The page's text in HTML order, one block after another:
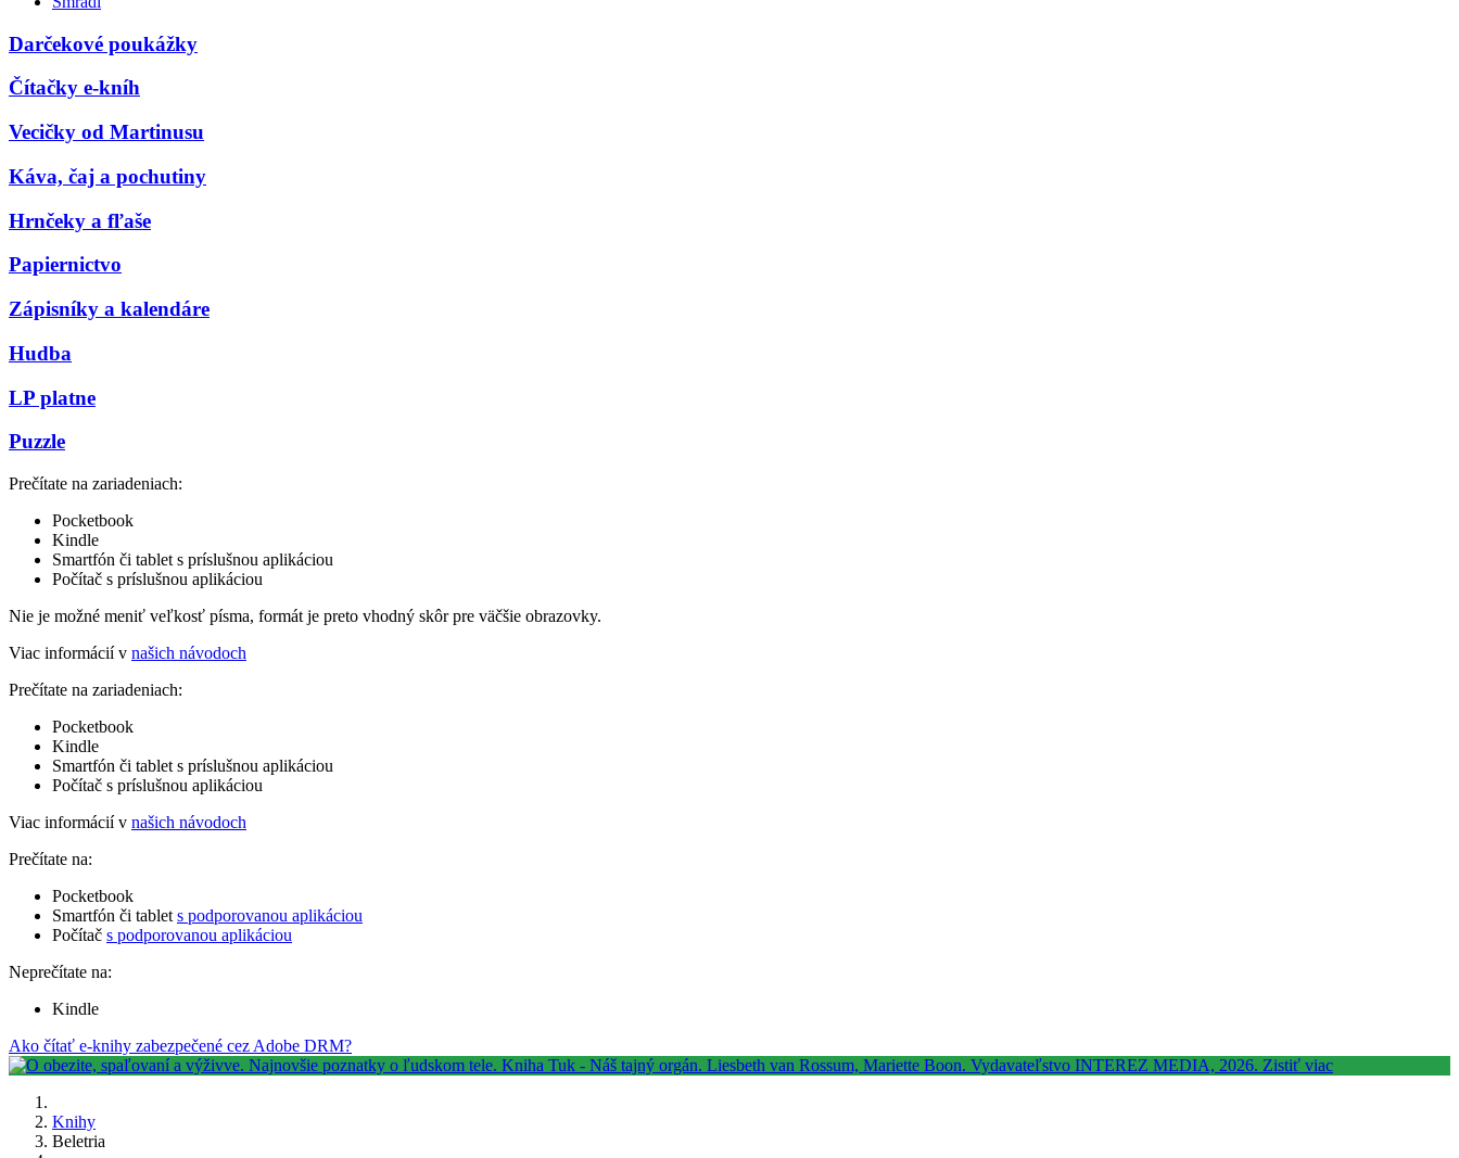
Darčekové poukážky
Čítačky e-kníh
Vecičky od Martinusu
Káva, čaj a pochutiny
Hrnčeky a fľaše
Papiernictvo
Zápisníky a kalendáre
Hudba
LP platne
Puzzle
Prečítate na zariadeniach:
Pocketbook
Kindle
Smartfón či tablet s príslušnou aplikáciou
Počítač s príslušnou aplikáciou
Nie je možné meniť veľkosť písma, formát je preto vhodný skôr pre väčšie obrazovky.
Viac informácií v našich návodoch
Prečítate na zariadeniach:
Pocketbook
Kindle
Smartfón či tablet s príslušnou aplikáciou
Počítač s príslušnou aplikáciou
Viac informácií v našich návodoch
Prečítate na:
Pocketbook
Smartfón či tablet s podporovanou aplikáciou
Počítač s podporovanou aplikáciou
Neprečítate na:
Kindle
Ako čítať e-knihy zabezpečené cez Adobe DRM?
Knihy
Beletria